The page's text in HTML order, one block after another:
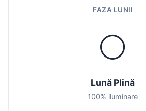
FAZA LUNII
🌕
Lună Plină
100% iluminare